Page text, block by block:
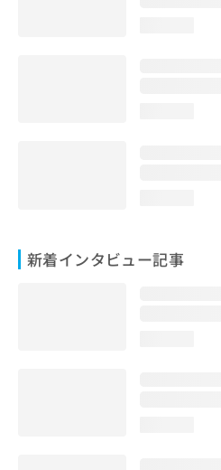
新着インタビュー記事